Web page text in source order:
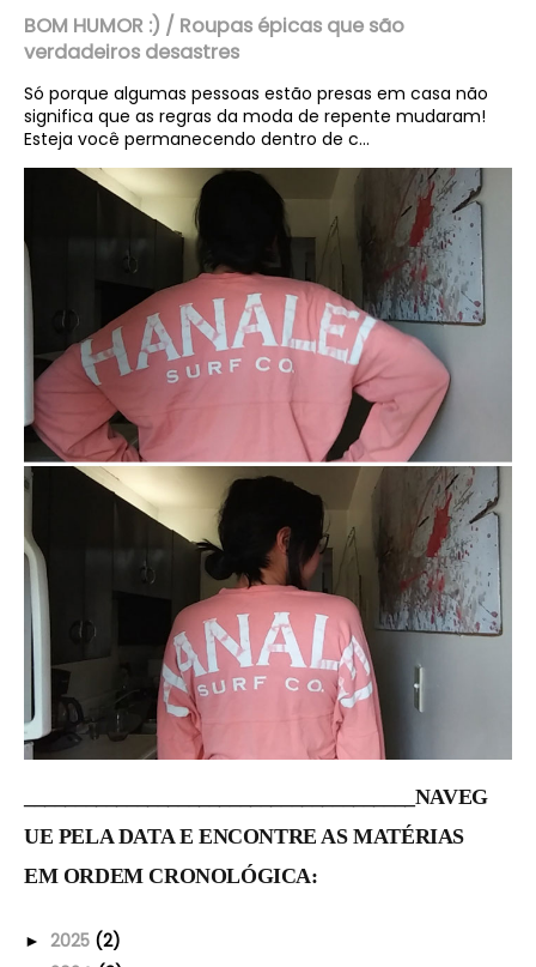
BOM HUMOR :) / Roupas épicas que são
verdadeiros desastres
Só porque algumas pessoas estão presas em casa não
significa que as regras da moda de repente mudaram!
Esteja você permanecendo dentro de c...
______________________________________NAVEG
UE PELA DATA E ENCONTRE AS MATÉRIAS
EM ORDEM CRONOLÓGICA:
► 2025 (2)